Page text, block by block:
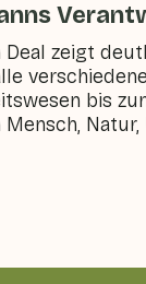
Deal zeigt
bis
Mensch,